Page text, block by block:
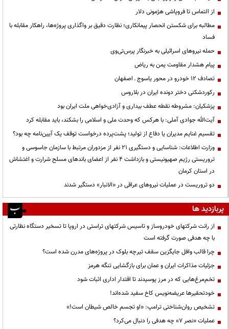
از التماس تا فروپاشی هژمونی دلار
مطالبه برای شکستن انحصار پیمانکاری؛ نظارت دقیق بر واگذاری پروژه‌ها، راهکار مقابله با
فساد
حمله نیروهای اسرائیلی به خبرنگار پرس‌تی‌وی
پیام هشدار مقاومت یمن به ریاض
تصادف ۱۲ خودرو در محور یاسوج ـ اصفهان
رکوردشکنی دختر دونده ایران در بلاروس
پزشکیان: مشروطه نقطه عطف بیداری و آزادی‌خواهی ملت ایران بود
آیت‌الله جوادی آملی: با هرکس که وحدت ملی و اسلامی را بشکند، باید مقابله کرد
تقسیم غنایم مدیران یا دفاع از تولید؛ پشت‌پرده درخواست توقف یک آیین‌نامه چه بود؟
وزارت اطلاعات: شناسایی و دستگیری ۲۱ نفر از مزدوران مرتبط با سازمان جاسوسی و
تروریستی رژیم صهیونیستی و بازداشت ۴ نفر از اعضای باندهای مسلح شرارت و اغتشاش
در استان کرمان
دو تروریست در عملیات نیروهای عراقی در «الانبار» دستگیر شدند
پربازدید ها
از رانت‌ شرکتهای خودروساز و تاسیس شرکتهای تراستی در اروپا تا تسخیر دستگاه نظارتی
با چه هدفی صورت گرفته است
چرا قالب وافل جایگزین سقف تیرچه بلوک در پروژه‌های مدرن شده است؟
جزئیات مذاکرات ایران و عمان برای بازگشایی تنگه هرمز
تخم‌مرغ‌هایی که در مرز پوسیدند تا اقتدار اداری اثبات شود
خودتحقیرها عریضه‌نویس کاخ سفید شده‌اند!
تشخیص روان‌شناختی ترامپ: «او تجسم خالص شیطان است!»
عملیات «نصر ۷» چه هدفی را دنبال می‌کرد؟